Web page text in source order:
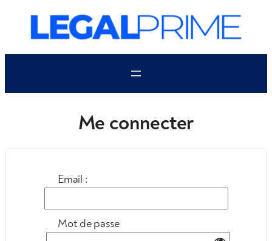
contenu
Me connecter
Email :
Mot de passe